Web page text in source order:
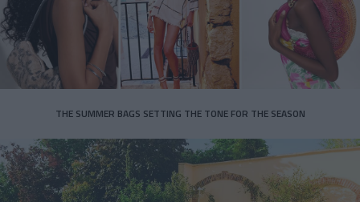
THE SUMMER BAGS SETTING THE TONE FOR THE SEASON